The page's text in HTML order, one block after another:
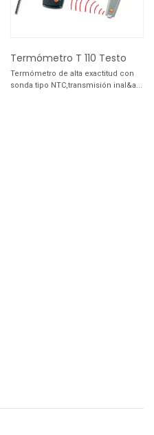
Termómetro T 110 Testo
Termómetro de alta exactitud con
sonda tipo NTC,transmisión inal&a...